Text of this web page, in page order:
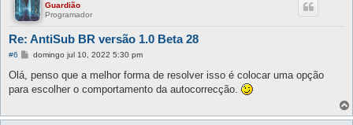
Guardião
Programador
Re: AntiSub BR versão 1.0 Beta 28
#6
M
n
s
a
m
domingo jul 10, 2022 5:30 pm
Olá, penso que a melhor forma de resolver isso é colocar uma opção
para escolher o comportamento da autocorrecção.